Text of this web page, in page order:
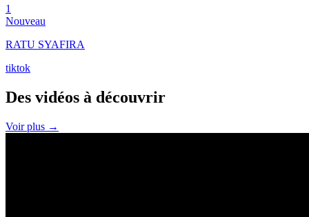
1
Nouveau
RATU SYAFIRA
tiktok
Des vidéos à découvrir
Voir plus →